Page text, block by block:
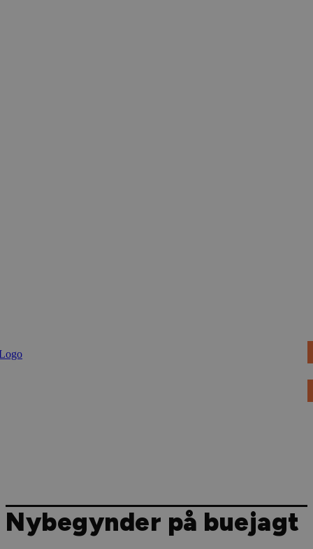
Nybegynder på buejagt